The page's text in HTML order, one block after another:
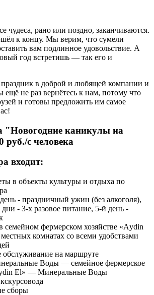
чудеса, рано или поздно, заканчиваются.
к концу. Мы верим, что сумели
вам подлинное удовольствие. А
год встретишь — так его и
в доброй и любящей компании и
ещё не раз вернётесь к нам, потому что
и готовы предложить им самое
"Новогодние каникулы на
руб./с человека
входит:
в объекты культуры и отдыха по
- праздничный ужин (без алкоголя),
- 3-х разовое питание, 5-й день -
фермерском хозяйстве «Aуdin
комнатах со всеми удобствами
обслуживание на маршруте
Воды — семейное фермерское
El» — Минеральные Воды
сборы